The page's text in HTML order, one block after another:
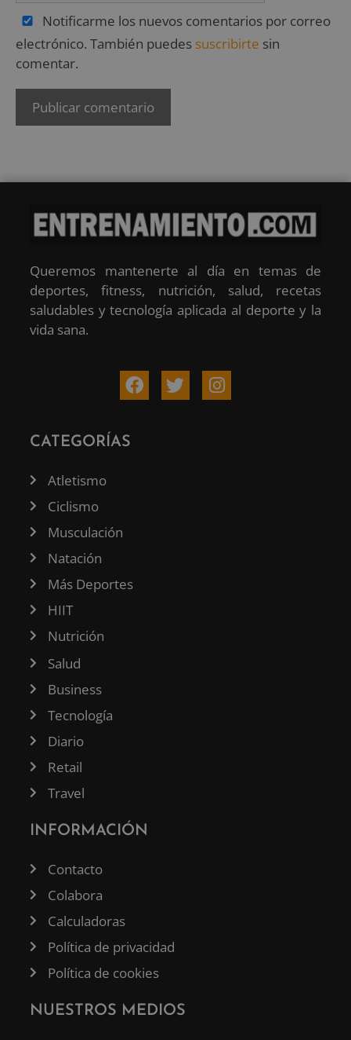
Notificarme los nuevos comentarios por correo
electrónico. También puedes suscribirte sin
comentar.
Queremos mantenerte al día en temas de
deportes, fitness, nutrición, salud, recetas
saludables y tecnología aplicada al deporte y la
vida sana.
CATEGORÍAS
Atletismo
Ciclismo
Musculación
Natación
Más Deportes
HIIT
Nutrición
Salud
Business
Tecnología
Diario
Retail
Travel
INFORMACIÓN
Contacto
Colabora
Calculadoras
Política de privacidad
Política de cookies
NUESTROS MEDIOS